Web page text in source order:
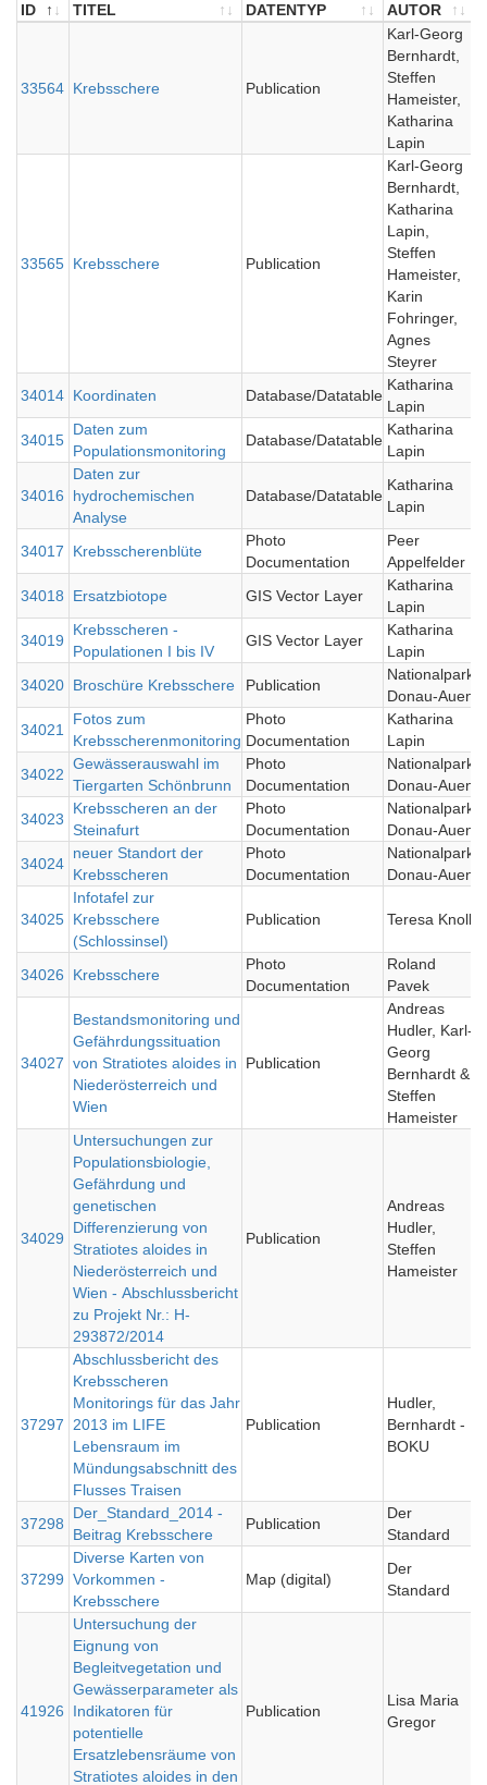
ID TITEL DATENTYP AUTOR
AUTOR
33564 Krebsschere Publication
Karl-Georg
Bernhardt,
Steffen
Hameister,
Katharina
Lapin
33565 Krebsschere Publication
Karl-Georg
Bernhardt,
Katharina
Lapin,
Steffen
Hameister,
Karin
Fohringer,
Agnes
Steyrer
34014 Koordinaten Database/Datatable
Katharina
Lapin
34015
Daten zum
Populationsmonitoring
Database/Datatable
Katharina
Lapin
34016
Daten zur
hydrochemischen
Analyse
Database/Datatable
Katharina
Lapin
34017 Krebsscherenblüte
Photo
Documentation
Peer
Appelfelder
34018 Ersatzbiotope GIS Vector Layer
Katharina
Lapin
34019
Krebsscheren -
Populationen I bis IV
GIS Vector Layer
Katharina
Lapin
34020 Broschüre Krebsschere Publication
Nationalpark
Donau-Auen
34021
Fotos zum
Krebsscherenmonitoring
Photo
Documentation
Katharina
Lapin
34022
Gewässerauswahl im
Tiergarten Schönbrunn
Photo
Documentation
Nationalpark
Donau-Auen
34023
Krebsscheren an der
Steinafurt
Photo
Documentation
Nationalpark
Donau-Auen
34024
neuer Standort der
Krebsscheren
Photo
Documentation
Nationalpark
Donau-Auen
34025
Infotafel zur
Krebsschere
(Schlossinsel)
Publication Teresa Knoll
34026 Krebsschere
Photo
Documentation
Roland
Pavek
34027
Bestandsmonitoring und
Gefährdungssituation
von Stratiotes aloides in
Niederösterreich und
Wien
Publication
Andreas
Hudler, Karl-
Georg
Bernhardt &
Steffen
Hameister
34029
Untersuchungen zur
Populationsbiologie,
Gefährdung und
genetischen
Differenzierung von
Stratiotes aloides in
Niederösterreich und
Wien - Abschlussbericht
zu Projekt Nr.: H-
293872/2014
Publication
Andreas
Hudler,
Steffen
Hameister
37297
Abschlussbericht des
Krebsscheren
Monitorings für das Jahr
2013 im LIFE
Lebensraum im
Mündungsabschnitt des
Flusses Traisen
Publication
Hudler,
Bernhardt -
BOKU
37298
Der_Standard_2014 -
Beitrag Krebsschere
Publication
Der
Standard
37299
Diverse Karten von
Vorkommen -
Krebsschere
Map (digital)
Der
Standard
41926
Untersuchung der
Eignung von
Begleitvegetation und
Gewässerparameter als
Indikatoren für
potentielle
Ersatzlebensräume von
Stratiotes aloides in den
Publication
Lisa Maria
Gregor